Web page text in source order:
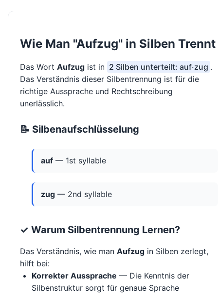
Wie Man "Aufzug" in Silben Trennt
Das Wort Aufzug ist in 2 Silben unterteilt: auf·zug .
Das Verständnis dieser Silbentrennung ist für die
richtige Aussprache und Rechtschreibung
unerlässlich.
📝 Silbenaufschlüsselung
auf — 1st syllable
zug — 2nd syllable
✓ Warum Silbentrennung Lernen?
Das Verständnis, wie man Aufzug in Silben zerlegt,
hilft bei:
Korrekter Aussprache — Die Kenntnis der
Silbenstruktur sorgt für genaue Sprache